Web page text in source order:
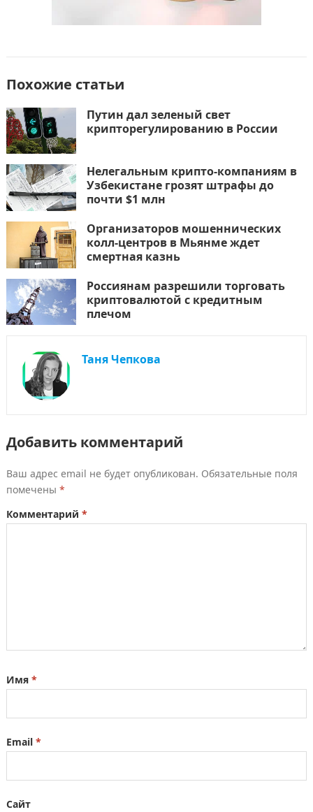
Похожие статьи
Путин дал зеленый свет
крипторегулированию в России
Нелегальным крипто-компаниям в
Узбекистане грозят штрафы до
почти $1 млн
Организаторов мошеннических
колл-центров в Мьянме ждет
смертная казнь
Россиянам разрешили торговать
криптовалютой с кредитным
плечом
Таня Чепкова
Добавить комментарий
Ваш адрес email не будет опубликован. Обязательные поля
помечены *
Комментарий *
Имя *
Email *
Сайт